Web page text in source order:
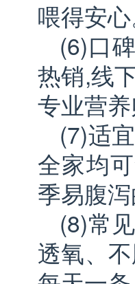
喂得安心
(6)口
热销,线
专业营
(7)适
全家均
季易腹
(8)常
透氧、